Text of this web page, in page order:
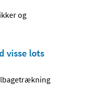
og
visse lots